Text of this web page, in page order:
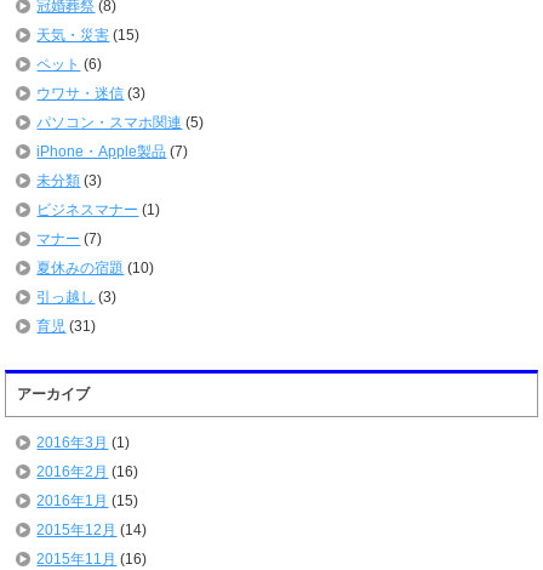
冠婚葬祭 (8)
天気・災害 (15)
ペット (6)
ウワサ・迷信 (3)
パソコン・スマホ関連 (5)
iPhone・Apple製品 (7)
未分類 (3)
ビジネスマナー (1)
マナー (7)
夏休みの宿題 (10)
引っ越し (3)
育児 (31)
アーカイブ
2016年3月 (1)
2016年2月 (16)
2016年1月 (15)
2015年12月 (14)
2015年11月 (16)